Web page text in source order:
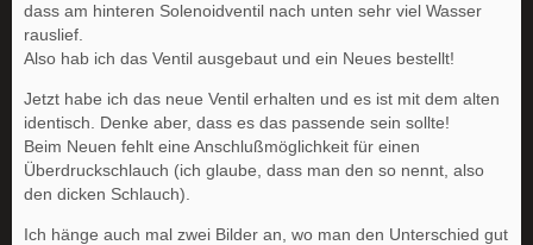
dass am hinteren Solenoidventil nach unten sehr viel Wasser
rauslief.
Also hab ich das Ventil ausgebaut und ein Neues bestellt!
Jetzt habe ich das neue Ventil erhalten und es ist mit dem alten
identisch. Denke aber, dass es das passende sein sollte!
Beim Neuen fehlt eine Anschlußmöglichkeit für einen
Überdruckschlauch (ich glaube, dass man den so nennt, also
den dicken Schlauch).
Ich hänge auch mal zwei Bilder an, wo man den Unterschied gut